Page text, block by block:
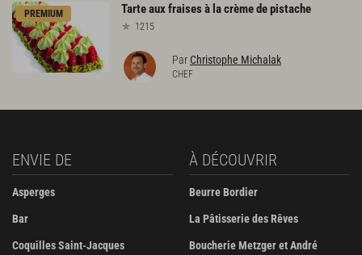
PREMIUM Tarteauxfraisesà lacrèmedepistache
1215
Par Christophe Michalak
CHEF
ENVIE DE
Asperges
Bar
Coquilles Saint-Jacques
À DÉCOUVRIR
Beurre Bordier
La Pâtisserie des Rêves
Boucherie Metzger et André